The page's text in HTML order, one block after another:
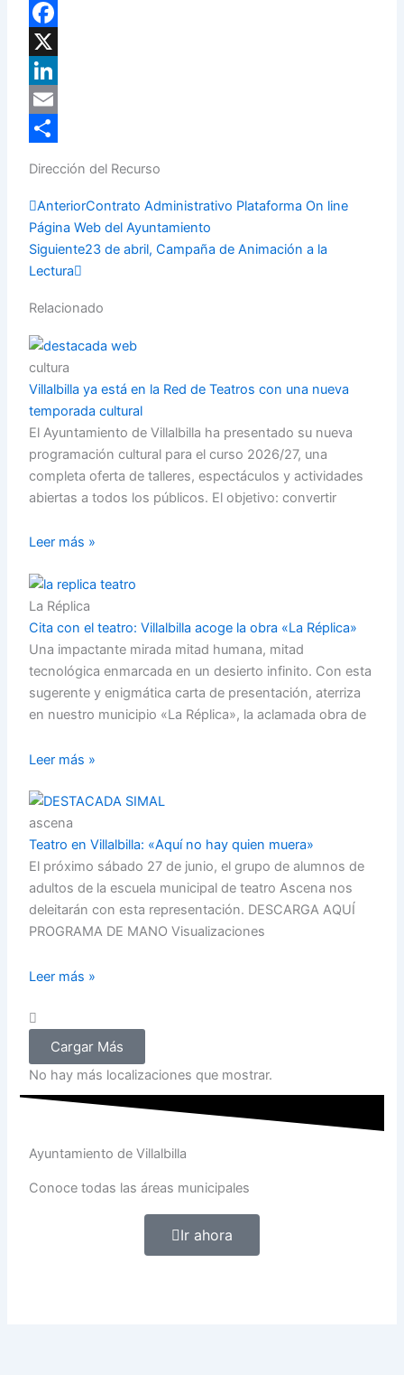
WhatsApp
Facebook
X
LinkedIn
Email
Dirección del Recurso
Prev
AnteriorContrato Administrativo Plataforma On line
Página Web del Ayuntamiento
Siguiente23 de abril, Campaña de Animación a la
Lectura
Next
Relacionado
cultura
Villalbilla ya está en la Red de Teatros con una nueva
temporada cultural
El Ayuntamiento de Villalbilla ha presentado su nueva
programación cultural para el curso 2026/27, una
completa oferta de talleres, espectáculos y actividades
abiertas a todos los públicos. El objetivo: convertir
Leer más »
La Réplica
Cita con el teatro: Villalbilla acoge la obra «La Réplica»
Una impactante mirada mitad humana, mitad
tecnológica enmarcada en un desierto infinito. Con esta
sugerente y enigmática carta de presentación, aterriza
en nuestro municipio «La Réplica», la aclamada obra de
Leer más »
ascena
Teatro en Villalbilla: «Aquí no hay quien muera»
El próximo sábado 27 de junio, el grupo de alumnos de
adultos de la escuela municipal de teatro Ascena nos
deleitarán con esta representación. DESCARGA AQUÍ
PROGRAMA DE MANO Visualizaciones
Leer más »
Cargar Más
No hay más localizaciones que mostrar.
Ayuntamiento de Villalbilla
Conoce todas las áreas municipales
Ir ahora